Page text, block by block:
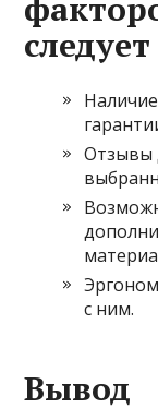
Отзывы
с ним.
Вывод